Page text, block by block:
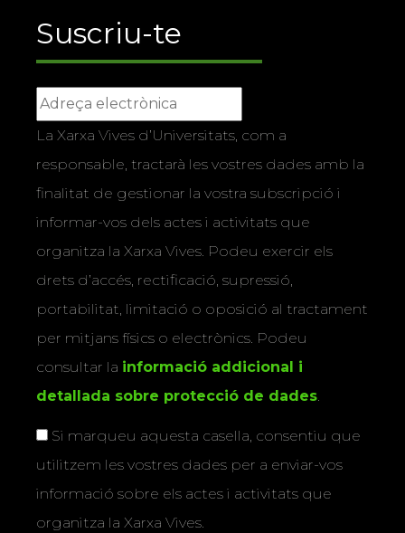
Suscriu-te
La Xarxa Vives d’Universitats, com a
responsable, tractarà les vostres dades amb la
finalitat de gestionar la vostra subscripció i
informar-vos dels actes i activitats que
organitza la Xarxa Vives. Podeu exercir els
drets d’accés, rectificació, supressió,
portabilitat, limitació o oposició al tractament
per mitjans físics o electrònics. Podeu
consultar la informació addicional i
detallada sobre protecció de dades.
Si marqueu aquesta casella, consentiu que
utilitzem les vostres dades per a enviar-vos
informació sobre els actes i activitats que
organitza la Xarxa Vives.